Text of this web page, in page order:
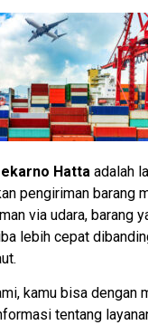
Hatta adalah
pengiriman barang
via udara, barang
lebih cepat
kamu bisa dengan
tentang